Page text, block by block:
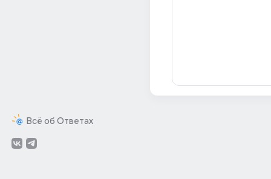
Всё об Ответах